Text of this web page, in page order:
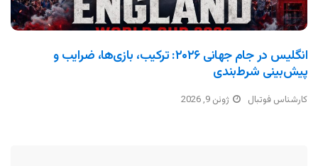
انگلیس در جام جهانی ۲۰۲۶: ترکیب، بازی‌ها، ضرایب و
پیش‌بینی شرط‌بندی
کارشناس فوتبال ژوئن 9, 2026